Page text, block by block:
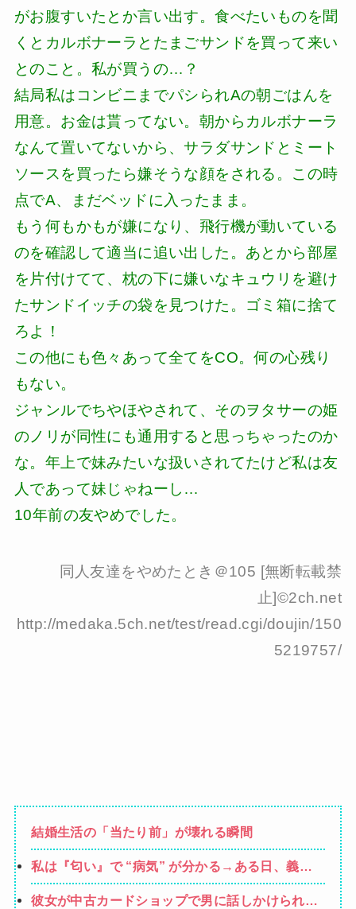
がお腹すいたとか言い出す。食べたいものを聞
くとカルボナーラとたまごサンドを買って来い
とのこと。私が買うの…？
結局私はコンビニまでパシられAの朝ごはんを
用意。お金は貰ってない。朝からカルボナーラ
なんて置いてないから、サラダサンドとミート
ソースを買ったら嫌そうな顔をされる。この時
点でA、まだベッドに入ったまま。
もう何もかもが嫌になり、飛行機が動いている
のを確認して適当に追い出した。あとから部屋
を片付けてて、枕の下に嫌いなキュウリを避け
たサンドイッチの袋を見つけた。ゴミ箱に捨て
ろよ！
この他にも色々あって全てをCO。何の心残り
もない。
ジャンルでちやほやされて、そのヲタサーの姫
のノリが同性にも通用すると思っちゃったのか
な。年上で妹みたいな扱いされてたけど私は友
人であって妹じゃねーし…
10年前の友やめでした。
同人友達をやめたとき＠105 [無断転載禁
止]©2ch.net
http://medaka.5ch.net/test/read.cgi/doujin/150
5219757/
結婚生活の「当たり前」が壊れる瞬間
私は『匂い』で “病気” が分かる→ある日、義弟
嫁の子供から「ガンの匂い」がし始めたので、夫
経由で「ガンではないか」と伝えたら怒って絶
彼女が中古カードショップで男に話しかけられ